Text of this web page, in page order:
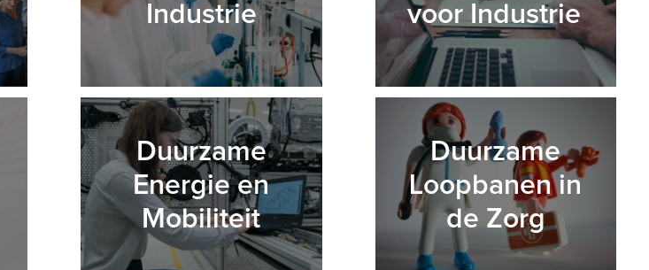
Industrie
voor Industrie
Duurzame
Energie en
Mobiliteit
Duurzame
Loopbanen in
de Zorg